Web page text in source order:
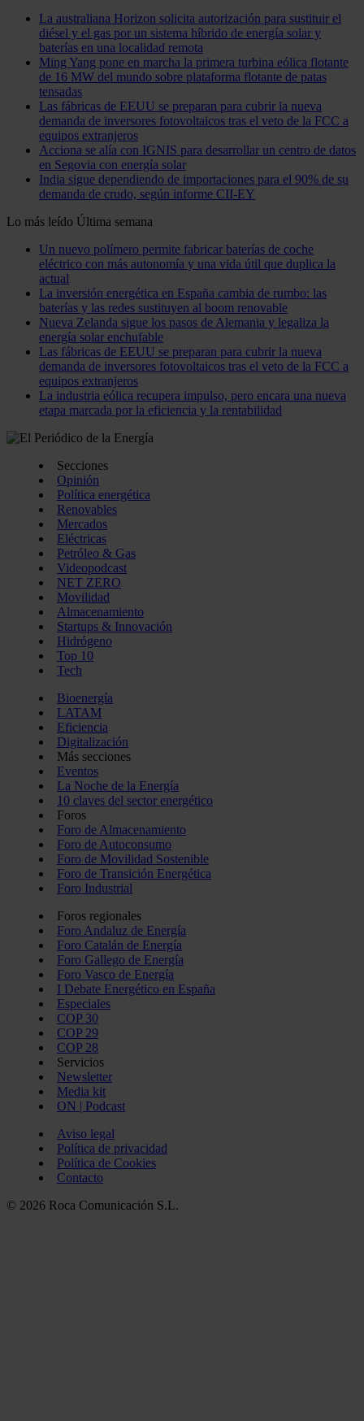
La australiana Horizon solicita autorización para sustituir el
diésel y el gas por un sistema híbrido de energía solar y
baterías en una localidad remota
Ming Yang pone en marcha la primera turbina eólica flotante
de 16 MW del mundo sobre plataforma flotante de patas
tensadas
Las fábricas de EEUU se preparan para cubrir la nueva
demanda de inversores fotovoltaicos tras el veto de la FCC a
equipos extranjeros
Acciona se alía con IGNIS para desarrollar un centro de datos
en Segovia con energía solar
India sigue dependiendo de importaciones para el 90% de su
demanda de crudo, según informe CII-EY
Lo más leído Última semana
Un nuevo polímero permite fabricar baterías de coche
eléctrico con más autonomía y una vida útil que duplica la
actual
La inversión energética en España cambia de rumbo: las
baterías y las redes sustituyen al boom renovable
Nueva Zelanda sigue los pasos de Alemania y legaliza la
energía solar enchufable
Las fábricas de EEUU se preparan para cubrir la nueva
demanda de inversores fotovoltaicos tras el veto de la FCC a
equipos extranjeros
La industria eólica recupera impulso, pero encara una nueva
etapa marcada por la eficiencia y la rentabilidad
Secciones
Opinión
Política energética
Renovables
Mercados
Eléctricas
Petróleo & Gas
Videopodcast
NET ZERO
Movilidad
Almacenamiento
Startups & Innovación
Hidrógeno
Top 10
Tech
Bioenergía
LATAM
Eficiencia
Digitalización
Más secciones
Eventos
La Noche de la Energía
10 claves del sector energético
Foros
Foro de Almacenamiento
Foro de Autoconsumo
Foro de Movilidad Sostenible
Foro de Transición Energética
Foro Industrial
Foros regionales
Foro Andaluz de Energía
Foro Catalán de Energía
Foro Gallego de Energía
Foro Vasco de Energía
I Debate Energético en España
Especiales
COP 30
COP 29
COP 28
Servicios
Newsletter
Media kit
ON | Podcast
Aviso legal
Política de privacidad
Política de Cookies
Contacto
© 2026 Roca Comunicación S.L.